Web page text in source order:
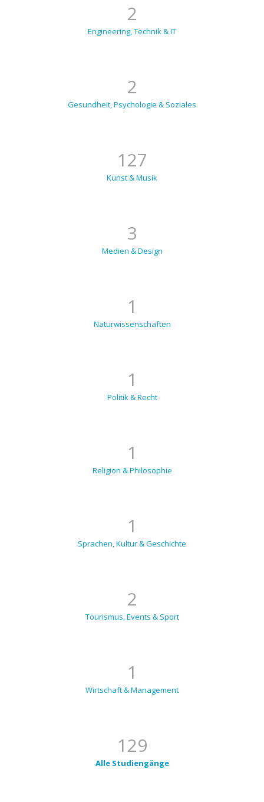
2
Engineering, Technik & IT
2
Gesundheit, Psychologie & Soziales
127
Kunst & Musik
3
Medien & Design
1
Naturwissenschaften
1
Politik & Recht
1
Religion & Philosophie
1
Sprachen, Kultur & Geschichte
2
Tourismus, Events & Sport
1
Wirtschaft & Management
129
Alle Studiengänge